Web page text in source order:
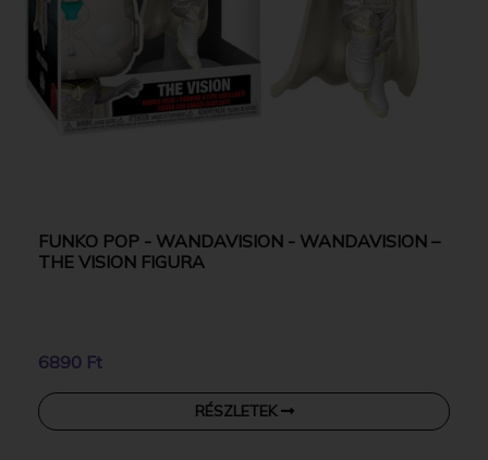
FUNKO POP - WANDAVISION - WANDAVISION –
THE VISION FIGURA
6890 Ft
RÉSZLETEK